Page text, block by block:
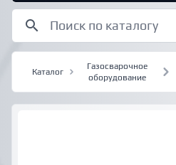
Каталог
Газосварочное
оборудование